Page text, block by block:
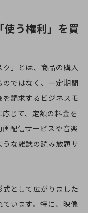
う権利」を買
ク」とは、商品の購入
ではなく、一定期間
請求するビジネスモ
じて、定額の料金を
配信サービスや音楽
な雑誌の読み放題サ
として広がりました
います。特に、映像